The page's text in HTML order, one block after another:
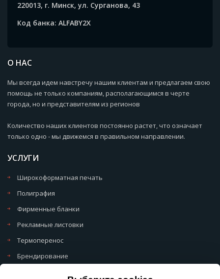
220013, г. Минск, ул. Сурганова, 43
Код банка: ALFABY2X
О НАС
Мы всегда идем навстречу нашим клиентам и предлагаем свою
помощь не только компаниям, располагающимся в черте
города, но и представителям из регионов
Количество наших клиентов постоянно растет, что означает
только одно - мы движемся в правильном направлении.
УСЛУГИ
Широкоформатная печать
Полиграфия
Фирменные бланки
Рекламные листовки
Термоперенос
Брендирование